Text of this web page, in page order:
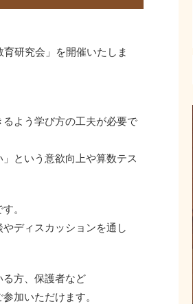
研究会」を開催いたしま
よう学び方の工夫が必要で
という意欲向上や算数テス
。
ディスカッションを通し
方、保護者など
加いただけます。